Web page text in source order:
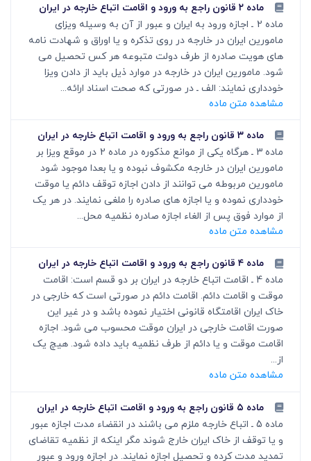
ماده ۲ قانون راجع به ورود و اقامت اتباع خارجه در ایران
ماده 2 ـ اجازه ورود به ایران و عبور از آن به وسیله ویزای
مامورین ایران در خارجه در روی تذکره و یا اوراق و شهادت نامه
های هویت صادره از طرف دولت متبوعه هر کس تحصیل می
شود. مامورین ایران در خارجه در موارد ذیل باید از دادن ویزا
خودداری نمایند: الف ـ در صورتی که صحت اسناد ارائه...
مشاهده متن ماده
ماده ۳ قانون راجع به ورود و اقامت اتباع خارجه در ایران
ماده 3 ـ هرگاه یکی از موانع مذکوره در ماده 2 در موقع ویزا بر
مامورین ایران در خارجه مکشوف نبوده و یا بعدا موجود شود
مامورین مربوطه می توانند از دادن اجازه توقف دائم یا موقت
خودداری نموده و یا اجازه های صادره را ملغی نمایند. در هر یک
از موارد فوق پس از الغاء اجازه صادره نظمیه محل...
مشاهده متن ماده
ماده ۴ قانون راجع به ورود و اقامت اتباع خارجه در ایران
ماده 4 ـ اقامت اتباع خارجه در ایران بر دو قسم است: اقامت
موقت و اقامت دائم. اقامت دائم در صورتی است که خارجی در
خاک ایران اقامتگاه قانونی اختیار نموده باشد و در غیر این
صورت اقامت خارجی در ایران موقت محسوب می شود. اجازه
اقامت موقت و یا دائم از طرف نظمیه باید داده شود. هیچ یک
از...
مشاهده متن ماده
ماده ۵ قانون راجع به ورود و اقامت اتباع خارجه در ایران
ماده 5 ـ اتباع خارجه ملزم می باشند در انقضاء مدت اجازه عبور
و یا توقف از خاک ایران خارج شوند مگر اینکه از نظمیه تقاضای
تمدید مدت کرده و تحصیل اجازه نمایند. در اجازه ورود و عبور